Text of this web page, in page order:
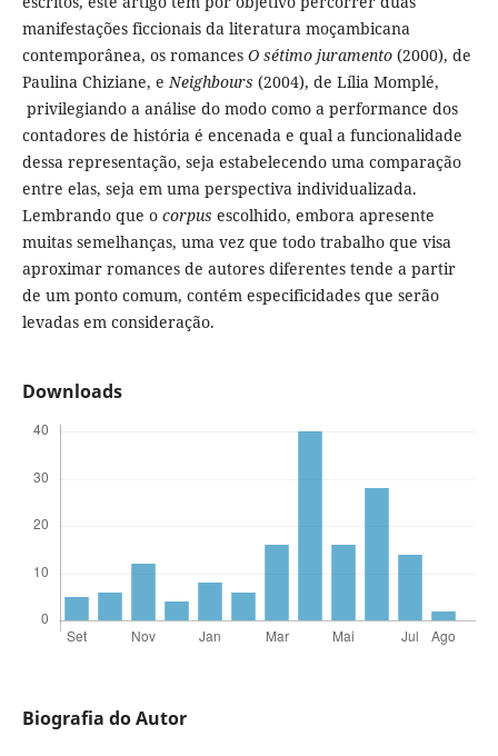
manifestações ficcionais da literatura moçambicana
contemporânea, os romances O sétimo juramento(2000), de
Paulina Chiziane, eNeighbours (2004), de Lília Momplé,
privilegiando a análise do modo como a performance dos
contadores de história é encenada e qual a funcionalidade
dessa representação, seja estabelecendo uma comparação
entre elas, seja em uma perspectiva individualizada.
Lembrando que o corpus escolhido, embora apresente
muitas semelhanças, uma vez que todo trabalho que visa
aproximar romances de autores diferentes tende a partir
de um ponto comum, contém especificidades que serão
levadas em consideração.
Downloads
Biografia do Autor